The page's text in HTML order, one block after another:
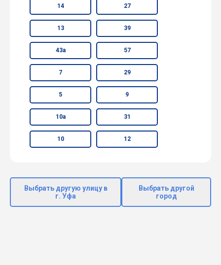
14 27
13 39
43а 57
7 29
5 9
10а 31
10 12
Выбрать другую улицу в
г. Уфа
Выбрать другой
город